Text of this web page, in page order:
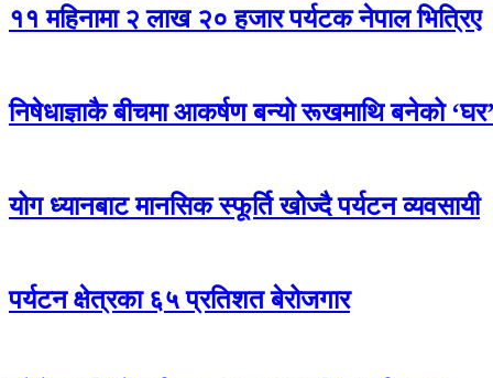
११ महिनामा २ लाख २० हजार पर्यटक नेपाल भित्रिए
निषेधाज्ञाकै बीचमा आकर्षण बन्यो रूखमाथि बनेको
योग ध्यानबाट मानसिक स्फूर्ति खोज्दै पर्यटन व्यवसायी
पर्यटन क्षेत्रका ६५ प्रतिशत बेरोजगार